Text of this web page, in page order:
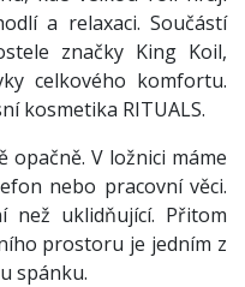
a relaxaci. Součástí
značky King Koil,
celkového komfortu.
kosmetika RITUALS.
V ložnici máme
nebo pracovní věci.
než uklidňující. Přitom
prostoru je jedním z
spánku.